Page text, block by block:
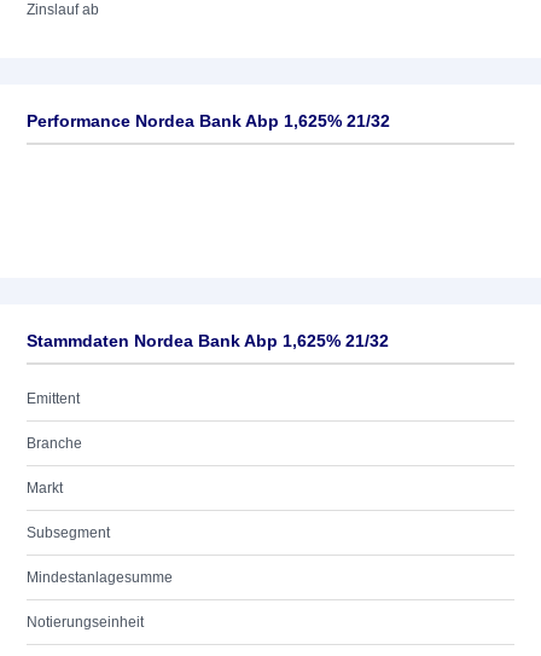
Zinslauf ab
Performance Nordea Bank Abp 1,625% 21/32
Stammdaten Nordea Bank Abp 1,625% 21/32
Emittent
Branche
Markt
Subsegment
Mindestanlagesumme
Notierungseinheit